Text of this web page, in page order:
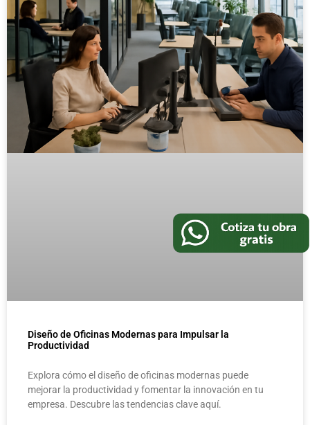
Diseño de Oficinas Modernas para Impulsar la
Productividad
Explora cómo el diseño de oficinas modernas puede
mejorar la productividad y fomentar la innovación en tu
empresa. Descubre las tendencias clave aquí.